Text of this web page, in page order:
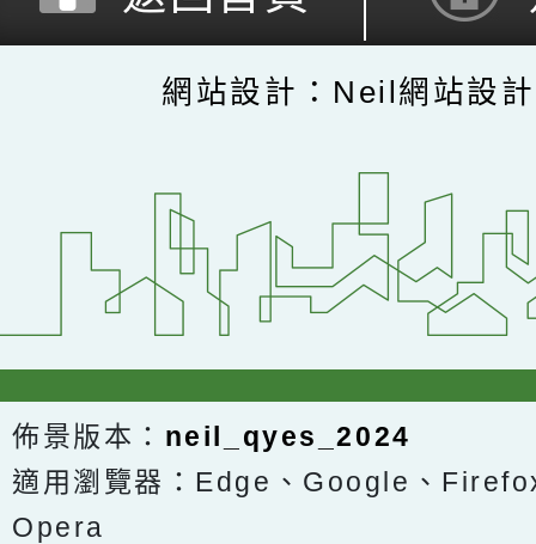
網站設計：Neil網站設
佈景版本： neil_qyes_2024
適用瀏覽器：Edge、Google、
Opera